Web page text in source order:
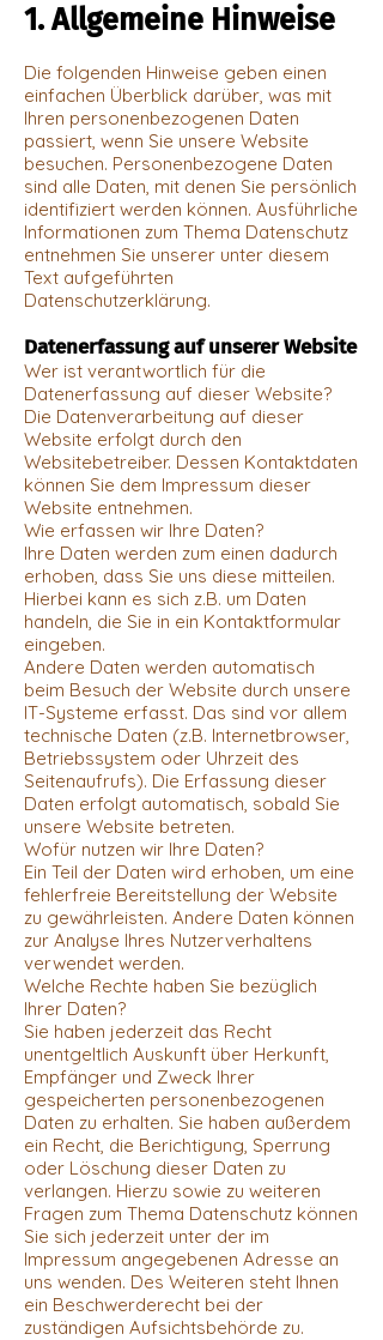
1. Allgemeine Hinweise
Die folgenden Hinweise geben einen
einfachen Überblick darüber, was mit
Ihren personenbezogenen Daten
passiert, wenn Sie unsere Website
besuchen. Personenbezogene Daten
sind alle Daten, mit denen Sie persönlich
identifiziert werden können. Ausführliche
Informationen zum Thema Datenschutz
entnehmen Sie unserer unter diesem
Text aufgeführten
Datenschutzerklärung.
Datenerfassung auf unserer Website
Wer ist verantwortlich für die
Datenerfassung auf dieser Website?
Die Datenverarbeitung auf dieser
Website erfolgt durch den
Websitebetreiber. Dessen Kontaktdaten
können Sie dem Impressum dieser
Website entnehmen.
Wie erfassen wir Ihre Daten?
Ihre Daten werden zum einen dadurch
erhoben, dass Sie uns diese mitteilen.
Hierbei kann es sich z.B. um Daten
handeln, die Sie in ein Kontaktformular
eingeben.
Andere Daten werden automatisch
beim Besuch der Website durch unsere
IT-Systeme erfasst. Das sind vor allem
technische Daten (z.B. Internetbrowser,
Betriebssystem oder Uhrzeit des
Seitenaufrufs). Die Erfassung dieser
Daten erfolgt automatisch, sobald Sie
unsere Website betreten.
Wofür nutzen wir Ihre Daten?
Ein Teil der Daten wird erhoben, um eine
fehlerfreie Bereitstellung der Website
zu gewährleisten. Andere Daten können
zur Analyse Ihres Nutzerverhaltens
verwendet werden.
Welche Rechte haben Sie bezüglich
Ihrer Daten?
Sie haben jederzeit das Recht
unentgeltlich Auskunft über Herkunft,
Empfänger und Zweck Ihrer
gespeicherten personenbezogenen
Daten zu erhalten. Sie haben außerdem
ein Recht, die Berichtigung, Sperrung
oder Löschung dieser Daten zu
verlangen. Hierzu sowie zu weiteren
Fragen zum Thema Datenschutz können
Sie sich jederzeit unter der im
Impressum angegebenen Adresse an
uns wenden. Des Weiteren steht Ihnen
ein Beschwerderecht bei der
zuständigen Aufsichtsbehörde zu.